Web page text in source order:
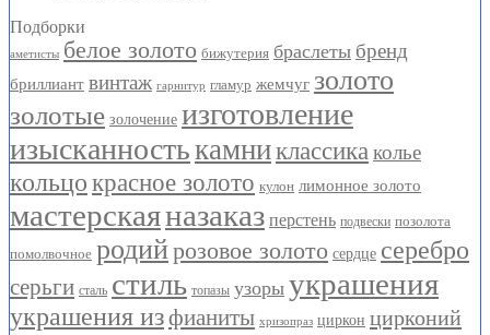
Подборки
аметисты белое золото бижутерия браслеты бренд
бриллиант винтаж гарнитур гламур жемчуг золото
золотые золочение изготовление
изысканностькамниклассикаколье
кольцо красное золото кулон лимонное золото
мастерскаяназаказ перстень подвески позолота
помолвочное родийрозовое золото сердце серебро
серьги сталь стиль топазы узоры украшения
украшения изфианиты хризопраз циркон цирконий